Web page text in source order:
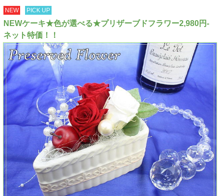
NEW PICK UP
NEWケーキ★色が選べる★プリザーブドフラワー2,980円-
ネット特価！！